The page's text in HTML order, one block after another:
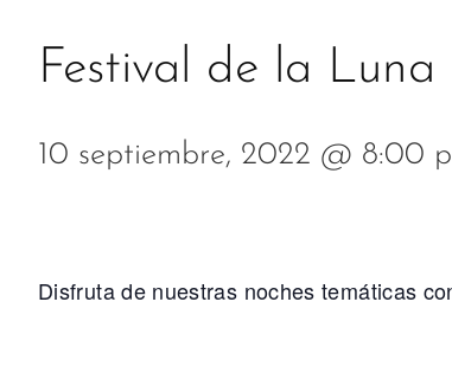
Festival de la Luna
10 septiembre, 2022 @ 8:00
Disfruta de nuestras noches temáticas